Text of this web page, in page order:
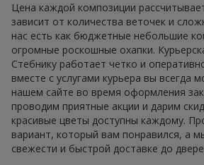
Цена каждой композиции
зависит от количества веточек и
нас есть как бюджетные небольшие
огромные роскошные охапки.
Стебнику работает четко и
вместе с услугами курьера вы всегда
нашем сайте во время оформления
проводим приятные акции и дарим
красивые цветы доступны каждому.
вариант, который вам понравился, а
свежести и быстрой доставке до